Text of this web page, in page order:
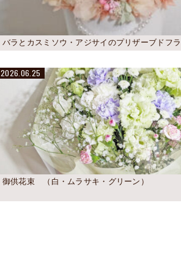
バラとカスミソウ・アジサイのプリザーブドフ
2026.06.25
御供花束 （白・ムラサキ・グリーン）